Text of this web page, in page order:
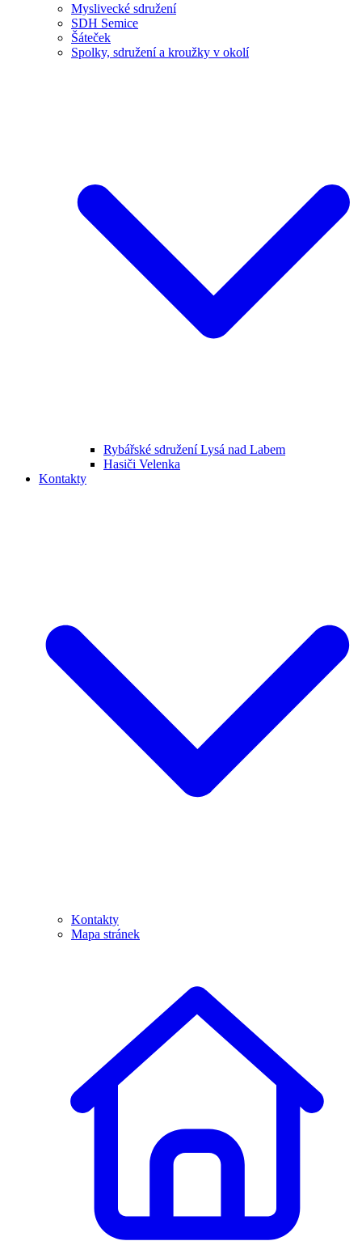
Myslivecké sdružení
SDH Semice
Šáteček
Spolky, sdružení a kroužky v okolí
Rybářské sdružení Lysá nad Labem
Hasiči Velenka
Kontakty
Kontakty
Mapa stránek